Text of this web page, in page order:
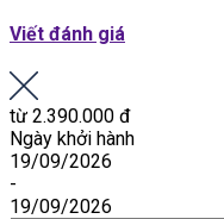
Viết đánh giá
từ 2.390.000 đ
Ngày khởi hành
19/09/2026
-
19/09/2026